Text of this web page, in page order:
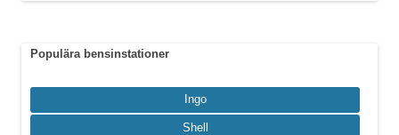
Populära bensinstationer
Ingo
Shell